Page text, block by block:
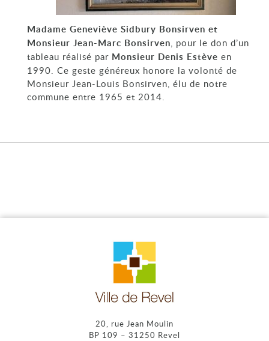
Madame Geneviève Sidbury Bonsirven et
Monsieur Jean-Marc Bonsirven, pour le don d’un
tableau réalisé par Monsieur Denis Estève en
1990. Ce geste généreux honore la volonté de
Monsieur Jean-Louis Bonsirven, élu de notre
commune entre 1965 et 2014.
20, rue Jean Moulin
BP 109 – 31250 Revel